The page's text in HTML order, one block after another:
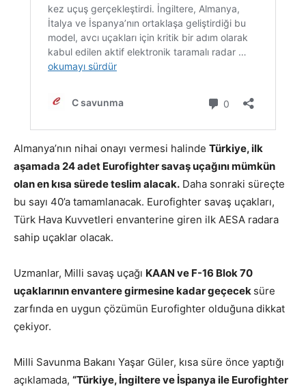
Almanya’nın nihai onayı vermesi halinde Türkiye, ilk
aşamada 24 adet Eurofighter savaş uçağını mümkün
olan en kısa sürede teslim alacak. Daha sonraki süreçte
bu sayı 40’a tamamlanacak. Eurofighter savaş uçakları,
Türk Hava Kuvvetleri envanterine giren ilk AESA radara
sahip uçaklar olacak.
Uzmanlar, Milli savaş uçağı KAAN ve F-16 Blok 70
uçaklarının envantere girmesine kadar geçecek süre
zarfında en uygun çözümün Eurofighter olduğuna dikkat
çekiyor.
Milli Savunma Bakanı Yaşar Güler, kısa süre önce yaptığı
açıklamada, “Türkiye, İngiltere ve İspanya ile Eurofighter